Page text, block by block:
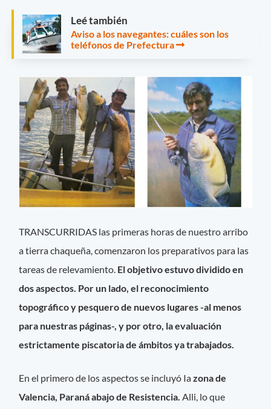
Leé también
Aviso a los navegantes: cuáles son los
teléfonos de Prefectura
TRANSCURRIDAS las primeras horas de nuestro arribo
a tierra chaqueña, comenzaron los preparativos para las
tareas de relevamiento. El objetivo estuvo dividido en
dos aspectos. Por un lado, el reconocimiento
topográfico y pesquero de nuevos lugares -al menos
para nuestras páginas-, y por otro, la evaluación
estrictamente piscatoria de ámbitos ya trabajados.
En el primero de los aspectos se incluyó Iazona de
Valencia, Paraná abajo de Resistencia.Alli, lo que